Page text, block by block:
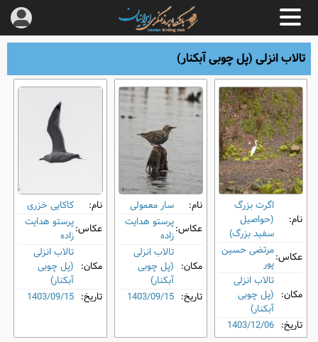
تالاب انزلی (پل چوبی آبکنار)
نام:
اگرت بزرگ
(حواصیل
سفید بزرگ)
عکاس:مرتضی حسین
پور
مکان:
تالاب انزلی
(پل چوبی
آبکنار)
تاریخ: 1403/12/06
نام:
سار معمولی
عکاس:پرستو هدایت
زاده
مکان:
تالاب انزلی
(پل چوبی
آبکنار)
تاریخ: 1403/09/15
نام:
کاکایی خزری
عکاس:پرستو هدایت
زاده
مکان:
تالاب انزلی
(پل چوبی
آبکنار)
تاریخ: 1403/09/15